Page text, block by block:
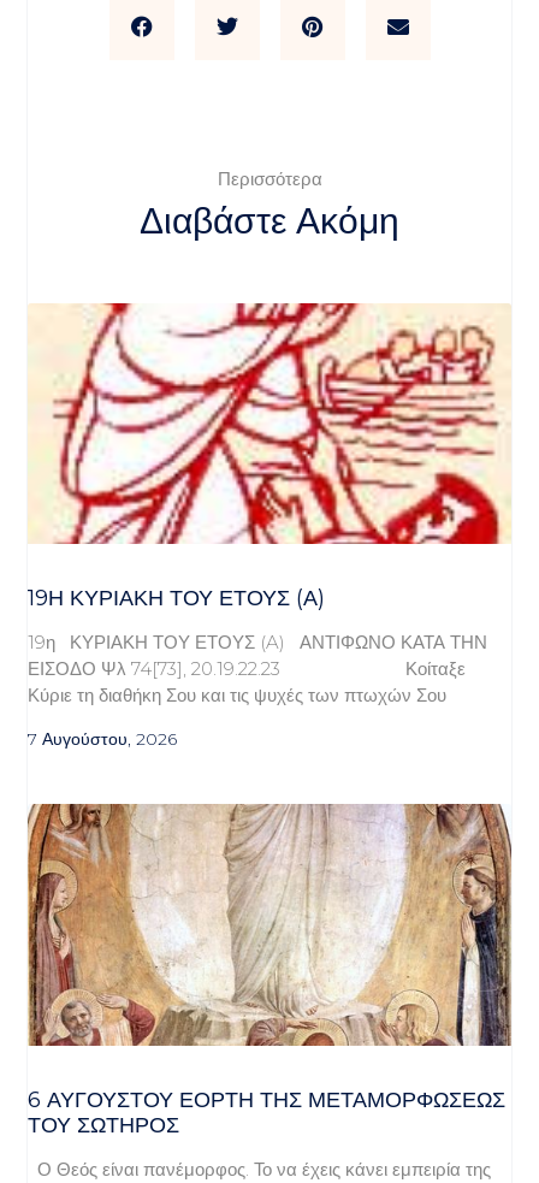
Περισσότερα
Διαβάστε Ακόμη
19Η ΚΥΡΙΑΚΉ ΤΟΥ ΈΤΟΥΣ (Α)
19η ΚΥΡΙΑΚΗ ΤΟΥ ΕΤΟΥΣ (A) ΑΝΤΙΦΩΝΟ ΚΑΤΑ ΤΗΝ
ΕΙΣΟΔΟ Ψλ 74[73], 20.19.22.23 Κοίταξε
Κύριε τη διαθήκη Σου και τις ψυχές των πτωχών Σου
7 Αυγούστου, 2026
6 ΑΥΓΟΥΣΤΟΥ ΕΟΡΤΗ ΤΗΣ ΜΕΤΑΜΟΡΦΩΣΕΩΣ
ΤΟΥ ΣΩΤΗΡΟΣ
Ο Θεός είναι πανέμορφος. Το να έχεις κάνει εμπειρία της